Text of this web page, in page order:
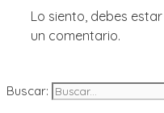
Lo siento, debes estar
un comentario.
Buscar: